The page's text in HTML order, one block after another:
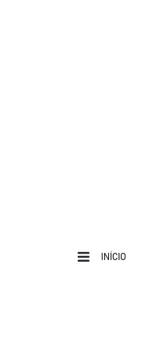
INÍCIO